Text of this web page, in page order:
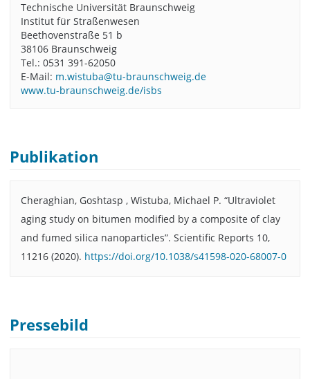
Technische Universität Braunschweig
Institut für Straßenwesen
Beethovenstraße 51 b
38106 Braunschweig
Tel.: 0531 391-62050
E-Mail: m.wistuba@tu-braunschweig.de
www.tu-braunschweig.de/isbs
Publikation
Cheraghian, Goshtasp , Wistuba, Michael P. “Ultraviolet
aging study on bitumen modified by a composite of clay
and fumed silica nanoparticles”. Scientific Reports 10,
11216 (2020). https://doi.org/10.1038/s41598-020-68007-0
Pressebild